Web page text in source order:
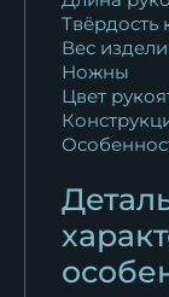
Твёрдость
Вес
Ножны
Цвет